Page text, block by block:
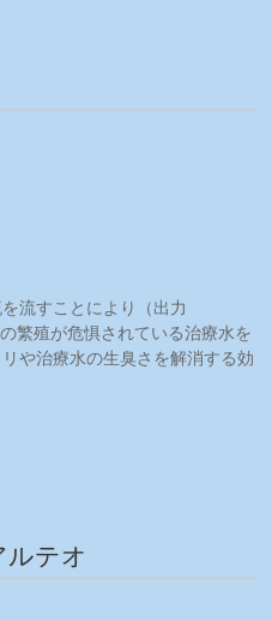
流すことにより（出力
繁殖が危惧されている治療水を
や治療水の生臭さを解消する効
テオ